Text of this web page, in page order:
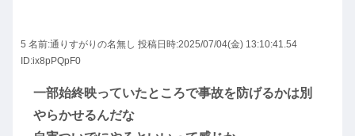
5 名前:通りすがりの名無し 投稿日時:2025/07/04(金) 13:10:41.54
ID:ix8pPQpF0
一部始終映っていたところで事故を防げるかは別
やらかせるんだな